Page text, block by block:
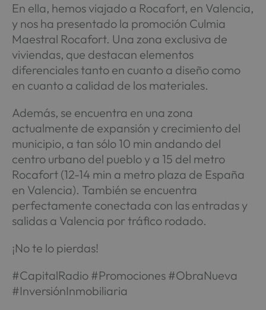
En ella, hemos viajado a Rocafort, en Valencia,
y nos ha presentado la promoción Culmia
Maestral Rocafort. Una zona exclusiva de
viviendas, que destacan elementos
diferenciales tanto en cuanto a diseño como
en cuanto a calidad de los materiales.
Además, se encuentra en una zona
actualmente de expansión y crecimiento del
municipio, a tan sólo 10 min andando del
centro urbano del pueblo y a 15 del metro
Rocafort (12-14 min a metro plaza de España
en Valencia). También se encuentra
perfectamente conectada con las entradas y
salidas a Valencia por tráfico rodado.
¡No te lo pierdas!
#CapitalRadio #Promociones #ObraNueva
#InversiónInmobiliaria